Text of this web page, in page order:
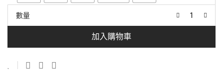
數量
加入購物車